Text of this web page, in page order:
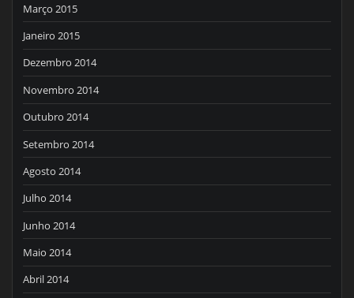
Março 2015
Janeiro 2015
Dezembro 2014
Novembro 2014
Outubro 2014
Setembro 2014
Agosto 2014
Julho 2014
Junho 2014
Maio 2014
Abril 2014